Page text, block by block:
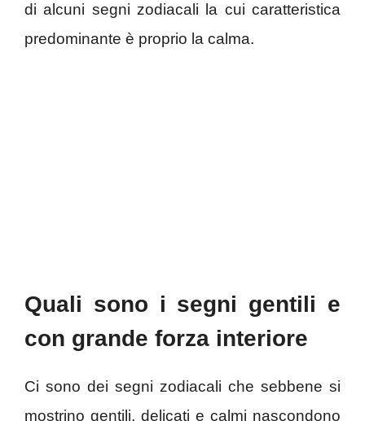
di alcuni segni zodiacali la cui caratteristica
predominante è proprio la calma.
Quali sono i segni gentili e
con grande forza interiore
Ci sono dei segni zodiacali che sebbene si
mostrino gentili, delicati e calmi nascondono